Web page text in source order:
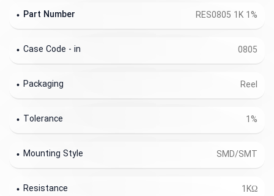
RES0805 1K 1%
Part Number
0805
Case Code - in
Reel
Packaging
1%
Tolerance
SMD/SMT
Mounting Style
1KΩ
Resistance